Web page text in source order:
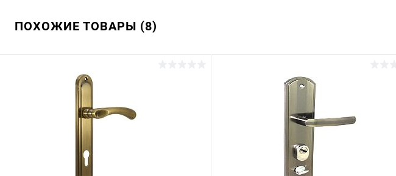
ПОХОЖИЕ ТОВАРЫ (8)